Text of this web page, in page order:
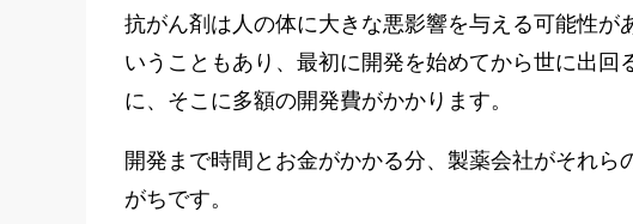
抗がん剤は人の体に大きな悪影響を与える可能性が
いうこともあり、最初に開発を始めてから世に出回
に、そこに多額の開発費がかかります。
開発まで時間とお金がかかる分、製薬会社がそれら
がちです。